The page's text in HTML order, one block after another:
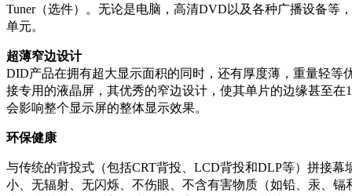
Tuner（选件）。无论是电脑，高清DVD以及各种广播设备等
单元。
超薄窄边设计
DID产品在拥有超大显示面积的同时，还有厚度薄，重量轻等
接专用的液晶屏，其优秀的窄边设计，使其单片的边缘甚至在
会影响整个显示屏的整体显示效果。
环保健康
与传统的背投式（包括CRT背投、LCD背投和DLP等）拼接
小、无辐射、无闪烁、不伤眼、不含有害物质（如铅、汞、